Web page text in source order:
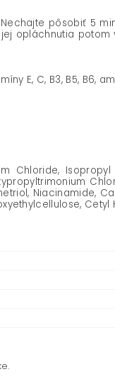
pôsobiť 5
opláchnutia
E, C, B3, B5, B6,
Chloride,
Niacinamide,